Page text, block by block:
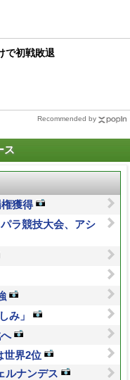
で初戦敗退
Recommended by
ス
獲得
ラ競技大会、アシ
み」
世界2位
ルナンデス